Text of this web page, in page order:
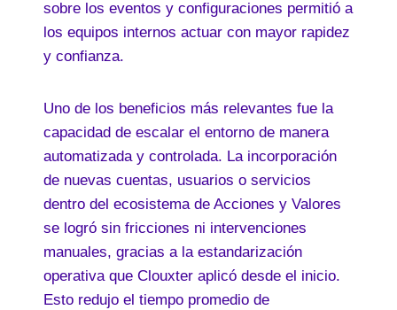
sobre los eventos y configuraciones permitió a
los equipos internos actuar con mayor rapidez
y confianza.
Uno de los beneficios más relevantes fue la
capacidad de escalar el entorno de manera
automatizada y controlada. La incorporación
de nuevas cuentas, usuarios o servicios
dentro del ecosistema de Acciones y Valores
se logró sin fricciones ni intervenciones
manuales, gracias a la estandarización
operativa que Clouxter aplicó desde el inicio.
Esto redujo el tiempo promedio de